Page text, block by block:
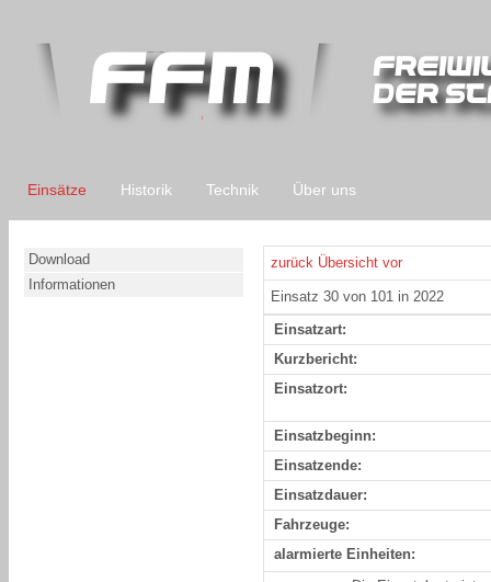
Einsätze Historik Technik Über uns
Download
Informationen
zurück Übersicht vor
Einsatz 30 von 101 in 2022
Einsatzart:
Kurzbericht:
Einsatzort:
Einsatzbeginn:
Einsatzende:
Einsatzdauer:
Fahrzeuge:
alarmierte Einheiten: